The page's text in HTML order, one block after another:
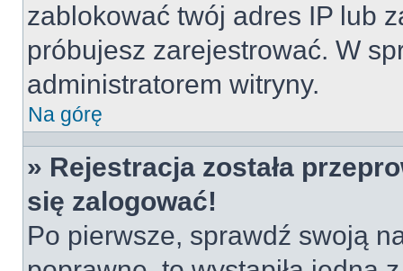
zablokować twój adres IP lub
próbujesz zarejestrować. W
administratorem witryny.
Na górę
» Rejestracja została
się zalogować!
Po pierwsze, sprawdź swoją